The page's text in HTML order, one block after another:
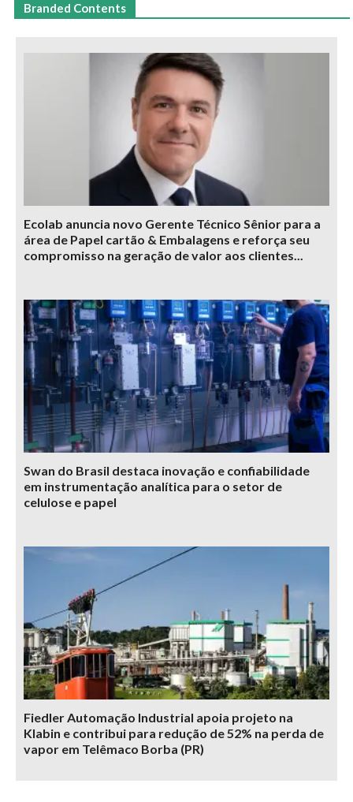
Branded Contents
Ecolab anuncia novo Gerente Técnico Sênior para a
área de Papel cartão & Embalagens e reforça seu
compromisso na geração de valor aos clientes...
Swan do Brasil destaca inovação e confiabilidade
em instrumentação analítica para o setor de
celulose e papel
Fiedler Automação Industrial apoia projeto na
Klabin e contribui para redução de 52% na perda de
vapor em Telêmaco Borba (PR)